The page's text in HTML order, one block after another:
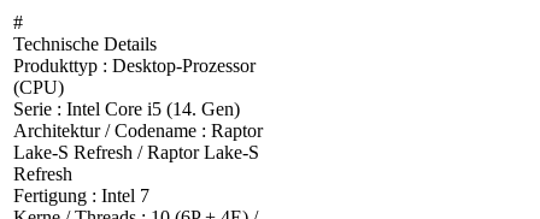
#
Technische Details
Produkttyp : Desktop-Prozessor
(CPU)
Serie : Intel Core i5 (14. Gen)
Architektur / Codename : Raptor
Lake-S Refresh / Raptor Lake-S
Refresh
Fertigung : Intel 7